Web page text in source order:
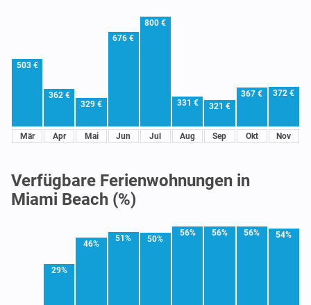
503 €
Mär
362 €
Apr
329 €
Mai
676 €
Jun
800 €
Jul
331 €
Aug
321 €
Sep
367 €
Okt
372 €
Nov
Verfügbare Ferienwohnungen in
Miami Beach (%)
29%
46%
51% 50%
56% 56% 56% 54%